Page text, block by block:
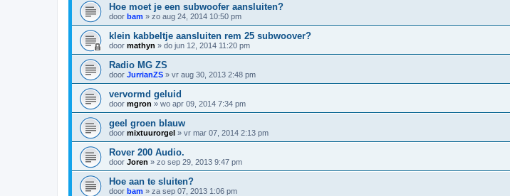
Hoe moet je een subwoofer aansluiten?
door bam » zo aug 24, 2014 10:50 pm
klein kabbeltje aansluiten rem 25 subwoover?
door mathyn » do jun 12, 2014 11:20 pm
Radio MG ZS
door JurrianZS » vr aug 30, 2013 2:48 pm
vervormd geluid
door mgron » wo apr 09, 2014 7:34 pm
geel groen blauw
door mixtuurorgel » vr mar 07, 2014 2:13 pm
Rover 200 Audio.
door Joren » zo sep 29, 2013 9:47 pm
Hoe aan te sluiten?
door bam » za sep 07, 2013 1:06 pm